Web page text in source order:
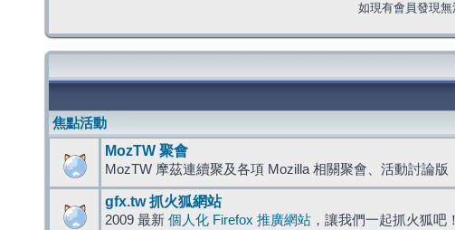
如現有會員發現
焦點活動
MozTW 聚會
MozTW 摩茲連續聚及各項 Mozilla 相關聚會、活動討論版
gfx.tw 抓火狐網站
2009 最新 個人化 Firefox 推廣網站 ，讓我們一起抓火狐吧！